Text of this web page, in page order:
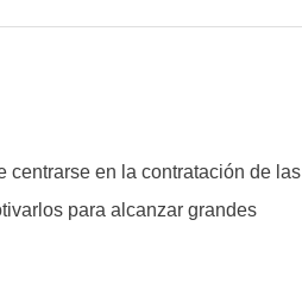
centrarse en la contratación de las
para alcanzar grandes